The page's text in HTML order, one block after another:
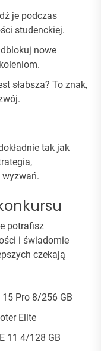
je podczas
studenckiej.
nowe
słabsza? To znak,
tak jak
potrafisz
i świadomie
czekają
Pro 8/256 GB
Elite
11 4/128 GB